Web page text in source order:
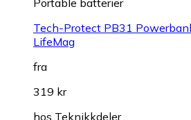
Portable batterier
Tech-Protect PB31
LifeMag
fra
319 kr
hos Teknikkdeler